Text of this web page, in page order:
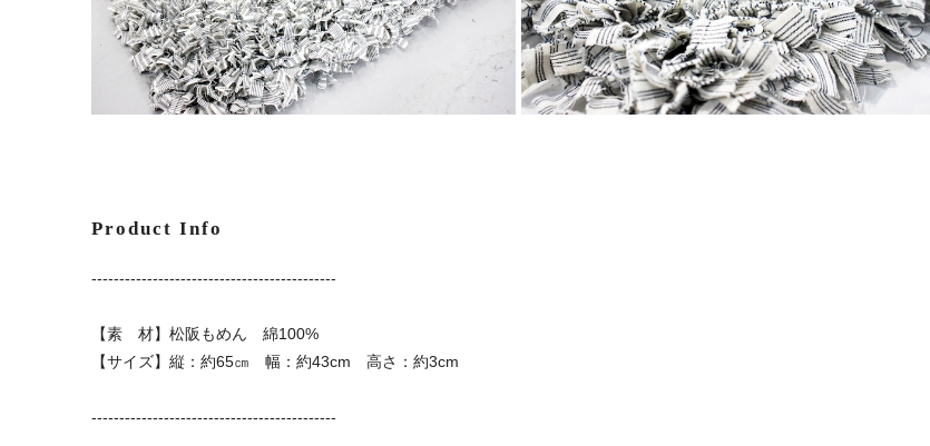
Product Info
--------------------------------------------
【素 材】松阪もめん 綿100%
【サイズ】縦：約65㎝ 幅：約43cm 高さ：約3cm
--------------------------------------------